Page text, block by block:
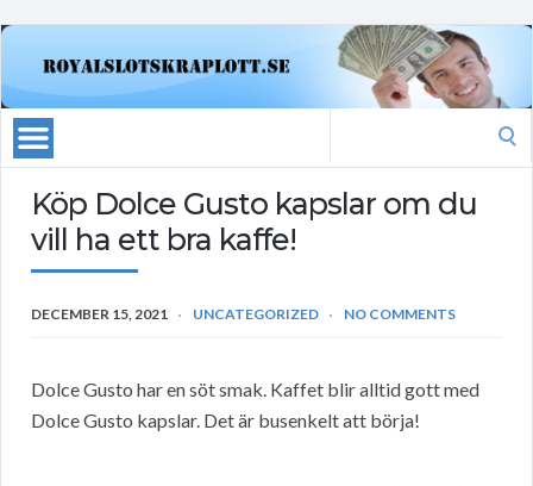
Köp Dolce Gusto kapslar om du
vill ha ett bra kaffe!
DECEMBER 15, 2021 UNCATEGORIZED NO COMMENTS
Dolce Gusto har en söt smak. Kaffet blir alltid gott med
Dolce Gusto kapslar. Det är busenkelt att börja!